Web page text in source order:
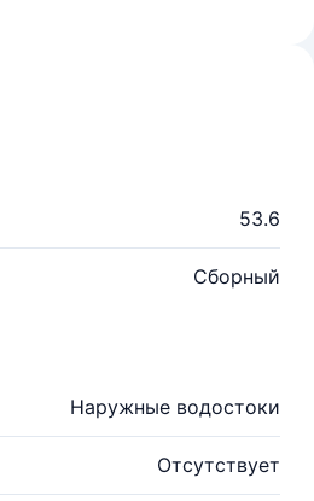
53.6
Сборный
Наружные водостоки
Отсутствует